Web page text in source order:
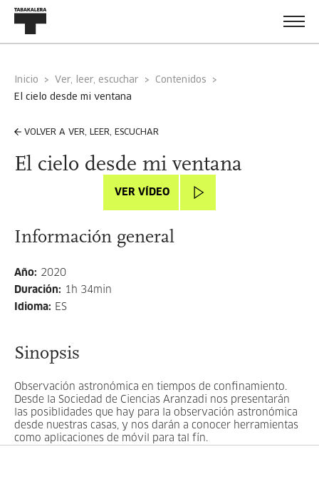
Inicio Ver, leer, escuchar
Contenidos
el cielo desde mi ventana
VOLVER A VER, LEER, ESCUCHAR
El cielo desde mi ventana
VER VÍDEO
Información general
Año: 2020
Duración: 1h 34min
Idioma: ES
Sinopsis
Observación astronómica en tiempos de confinamiento.
Desde la Sociedad de Ciencias Aranzadi nos presentarán
las posiblidades que hay para la observación astronómica
desde nuestras casas, y nos darán a conocer herramientas
como aplicaciones de móvil para tal fín.